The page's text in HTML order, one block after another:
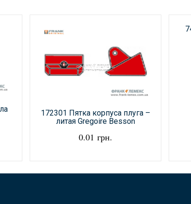
172301 Пятка корпуса плуга –
литая Gregoire Besson
0.01 грн.